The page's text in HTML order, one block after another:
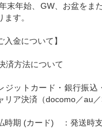
末年始、GW、お盆をま
ます。
入金について】
済方法について
ジットカード・銀行振込
リア決済（docomo／au／
時期 (カード) ：発送時支